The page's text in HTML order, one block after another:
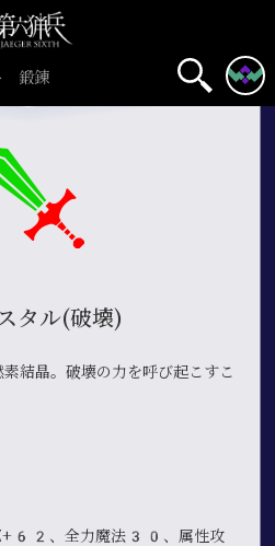
鍛錬
タル(破壊)
結晶。破壊の力を呼び起こすこ
、全力魔法30、属性攻